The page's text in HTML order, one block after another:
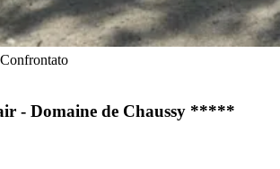
Confrontato
- Domaine de Chaussy *****